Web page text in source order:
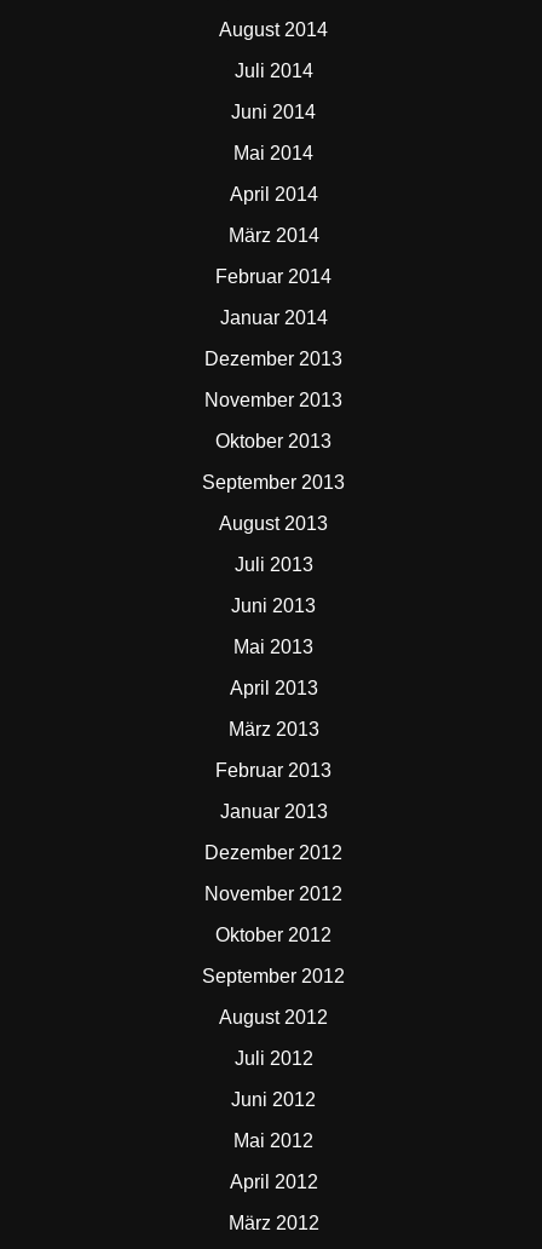
August 2014
Juli 2014
Juni 2014
Mai 2014
April 2014
März 2014
Februar 2014
Januar 2014
Dezember 2013
November 2013
Oktober 2013
September 2013
August 2013
Juli 2013
Juni 2013
Mai 2013
April 2013
März 2013
Februar 2013
Januar 2013
Dezember 2012
November 2012
Oktober 2012
September 2012
August 2012
Juli 2012
Juni 2012
Mai 2012
April 2012
März 2012